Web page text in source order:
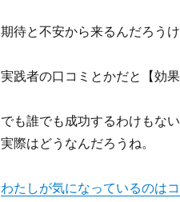
期待と不安から来るんだろうけ
実践者の口コミとかだと【効果
でも誰でも成功するわけもな
実際はどうなんだろうね。
わたしが気になっているのはコ